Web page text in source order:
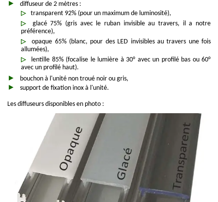
diffuseur de 2 mètres :
transparent 92% (pour un maximum de luminosité),
glacé 75% (gris avec le ruban invisible au travers, il a notre
préférence),
opaque 65% (blanc, pour des LED invisibles au travers une fois
allumées),
lentille 85% (focalise le lumière à 30° avec un profilé bas ou 60°
avec un profilé haut).
bouchon à l'unité non troué noir ou gris,
support de fixation inox à l'unité.
Les diffuseurs disponibles en photo :